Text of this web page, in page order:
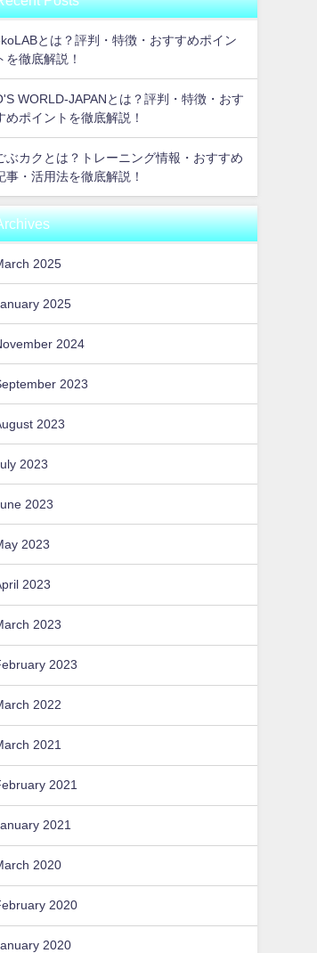
とは？評判・特徴・おすすめポイン
を徹底解説！
WORLD-JAPANとは？評判・特徴・おす
めポイントを徹底解説！
ぶカクとは？トレーニング情報・おすすめ
事・活用法を徹底解説！
2025
2025
2024
2023
2023
2023
2023
2023
2023
2023
2023
2022
2021
2021
2021
2020
2020
2020